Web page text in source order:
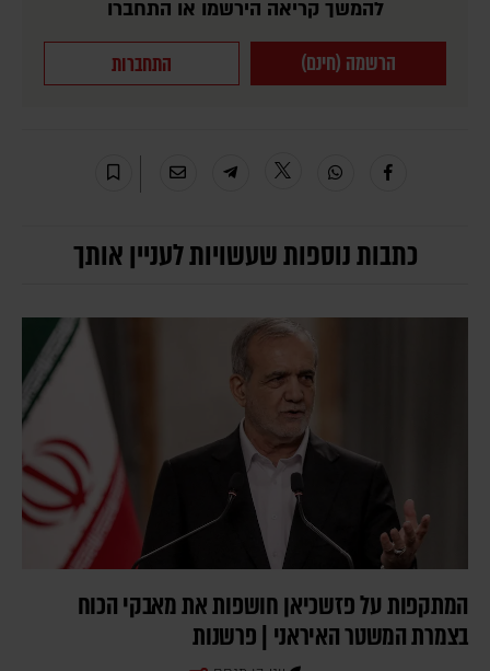
להמשך קריאה הירשמו או התחברו
הרשמה (חינם) התחברות
כתבות נוספות שעשויות לעניין אותך
המתקפות על פזשכיאן חושפות את מאבקי הכוח
בצמרת המשטר האיראני | פרשנות